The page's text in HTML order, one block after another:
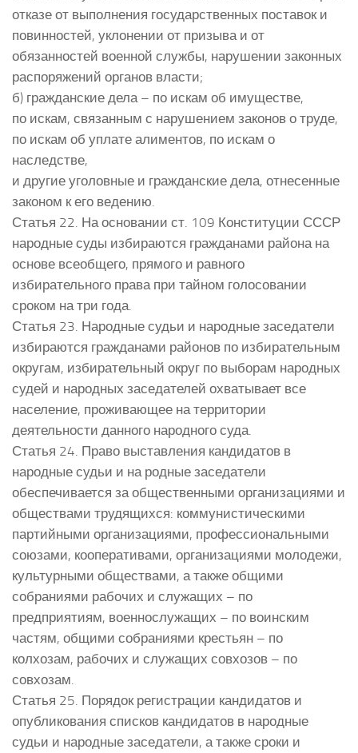
отказе от выполнения государственных поставок и
повинностей, уклонении от призыва и от
обязанностей военной службы, нарушении законных
распоряжений органов власти;
б) гражданские дела – по искам об имуществе,
по искам, связанным с нарушением законов о труде,
по искам об уплате алиментов, по искам о
наследстве,
и другие уголовные и гражданские дела, отнесенные
законом к его ведению.
Статья 22. На основании ст. 109 Конституции СССР
народные суды избираются гражданами района на
основе всеобщего, прямого и равного
избирательного права при тайном голосовании
сроком на три года.
Статья 23. Народные судьи и народные заседатели
избираются гражданами районов по избирательным
округам, избирательный округ по выборам народных
судей и народных заседателей охватывает все
население, проживающее на территории
деятельности данного народного суда.
Статья 24. Право выставления кандидатов в
народные судьи и на родные заседатели
обеспечивается за общественными организациями и
обществами трудящихся: коммунистическими
партийными организациями, профессиональными
союзами, кооперативами, организациями молодежи,
культурными обществами, а также общими
собраниями рабочих и служащих – по
предприятиям, военнослужащих – по воинским
частям, общими собраниями крестьян – по
колхозам, рабочих и служащих совхозов – по
совхозам.
Статья 25. Порядок регистрации кандидатов и
опубликования списков кандидатов в народные
судьи и народные заседатели, а также сроки и